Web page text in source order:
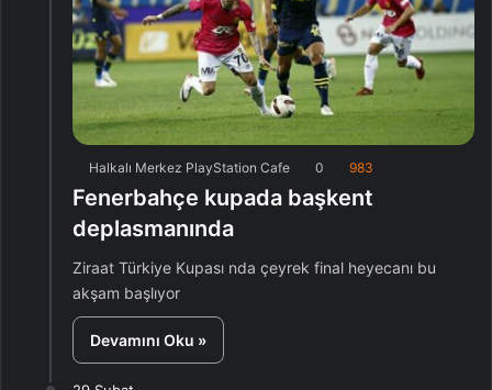
Halkalı Merkez PlayStation Cafe 0 983
Fenerbahçe kupada başkent
deplasmanında
Ziraat Türkiye Kupası nda çeyrek final heyecanı bu
akşam başlıyor
Devamını Oku »